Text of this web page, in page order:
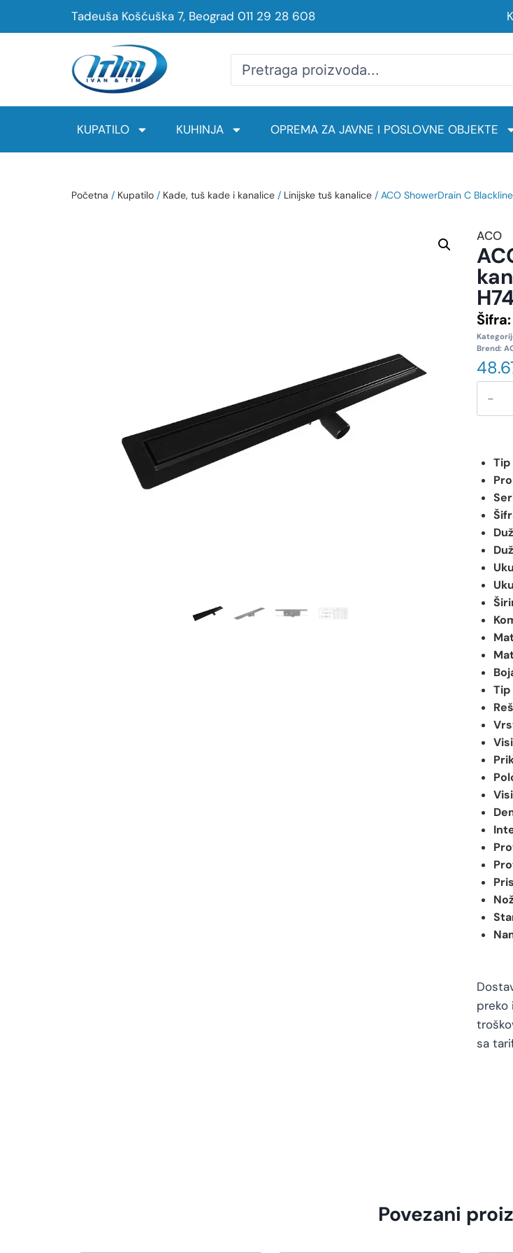
Tadeuša Košćuška 7, Beograd 011 29 28 608
KUPATILO KUHINJA OPREMA ZA JAVNE I POSLOVNE OBJEKTE
Početna / Kupatilo / Kade, tuš kade i kanalice / Linijske tuš kanalice / ACO ShowerDrain C
ACO
Šifra:
Brend:
Tip
preko
sa
Povezani